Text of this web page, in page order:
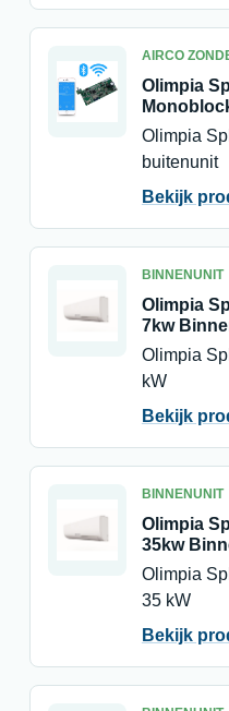
AIRCO
Olimpia
Olimpia
buitenunit
Bekijk
BINNENUNIT
Olimpia
7kw
Olimpia
kW
Bekijk
BINNENUNIT
Olimpia
35kw
Olimpia
35 kW
Bekijk